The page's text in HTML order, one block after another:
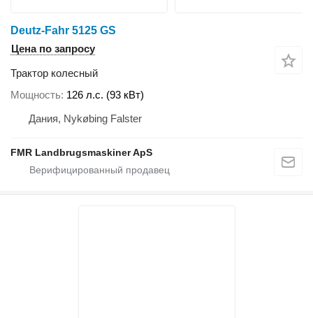
Deutz-Fahr 5125 GS
Цена по запросу
Трактор колесный
Мощность 126 л.с. (93 кВт)
Дания, Nykøbing Falster
FMR Landbrugsmaskiner ApS